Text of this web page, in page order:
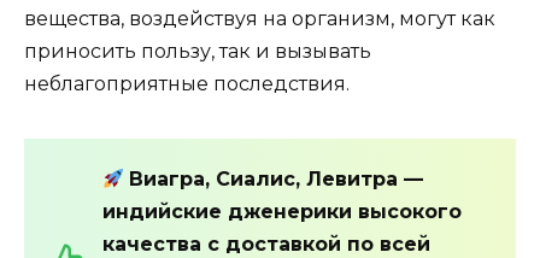
вещества, воздействуя на организм, могут как
приносить пользу, так и вызывать
неблагоприятные последствия.
Виагра, Сиалис, Левитра —
индийские дженерики высокого
качества с доставкой по всей